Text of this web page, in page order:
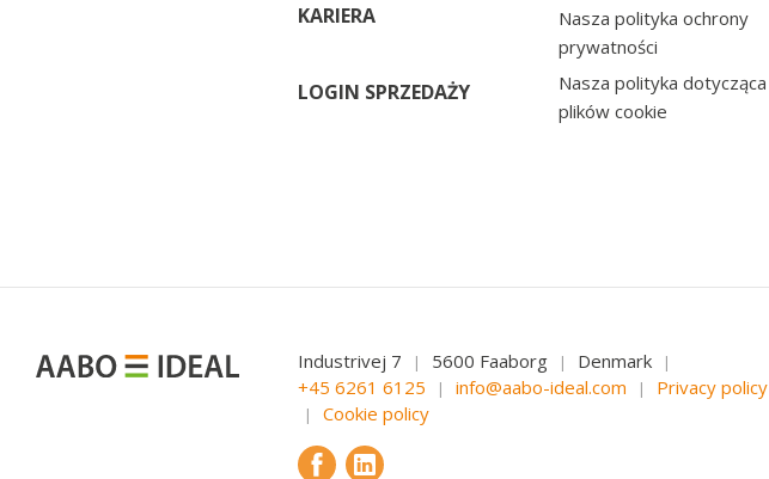
KARIERA
LOGIN SPRZEDAŻY
Nasza polityka ochrony
prywatności
Nasza polityka dotycząca
plików cookie
Industrivej 7 | 5600 Faaborg | Denmark |
+45 6261 6125 | info@aabo-ideal.com | Privacy policy
| Cookie policy